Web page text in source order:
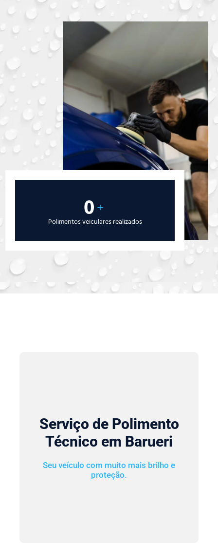
0+
Polimentos veiculares realizados
Serviço de Polimento
Técnico em Barueri
Seu veículo com muito mais brilho e
proteção.